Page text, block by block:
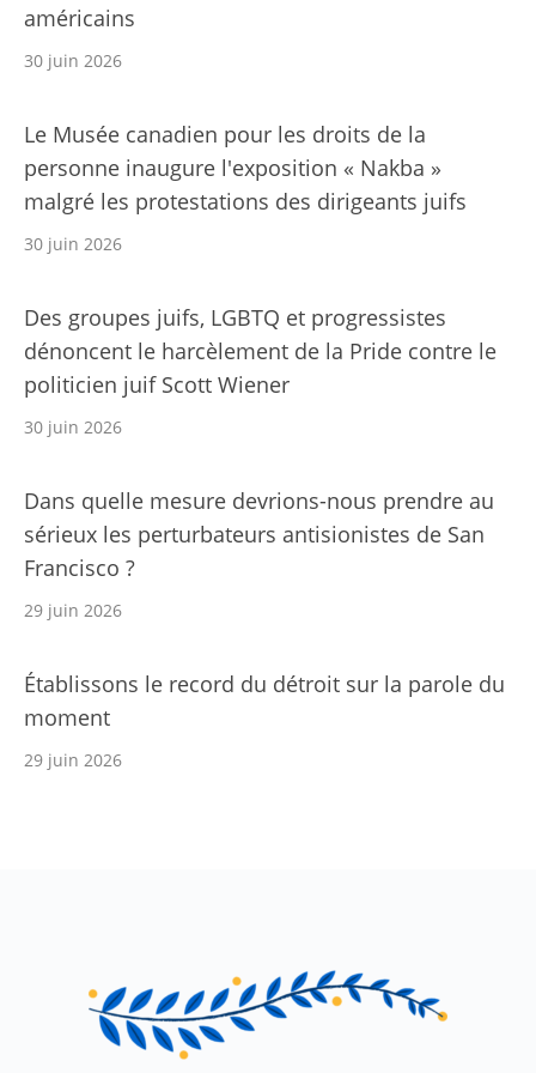
américains
30 juin 2026
Le Musée canadien pour les droits de la
personne inaugure l'exposition « Nakba »
malgré les protestations des dirigeants juifs
30 juin 2026
Des groupes juifs, LGBTQ et progressistes
dénoncent le harcèlement de la Pride contre le
politicien juif Scott Wiener
30 juin 2026
Dans quelle mesure devrions-nous prendre au
sérieux les perturbateurs antisionistes de San
Francisco ?
29 juin 2026
Établissons le record du détroit sur la parole du
moment
29 juin 2026